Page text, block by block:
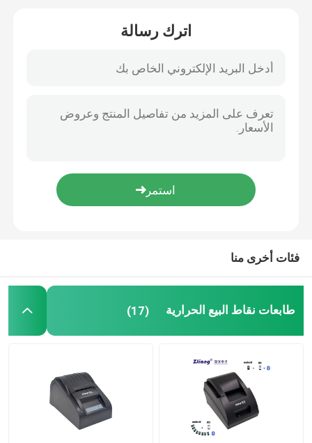
80mm طابعة حرارية صغيرة محمولة
طابعة ملصقات 3 بوصة
طابعة ملصقات 4 بوصة
طابعة ملصقات الشحن بلوتوث
الطابعات اللاسلكية المحمولة
اترك رسالة
فئات أخرى منا
طابعات نقاط البيع الحرارية (17)